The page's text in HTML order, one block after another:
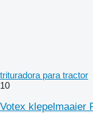
trituradora para tractor
10
Votex klepelmaaier